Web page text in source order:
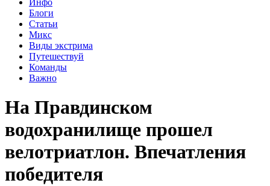
Инфо
Блоги
Статьи
Микс
Виды экстрима
Путешествуй
Команды
Важно
На Правдинском
водохранилище прошел
велотриатлон. Впечатления
победителя